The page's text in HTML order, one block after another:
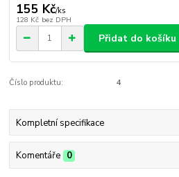
155 Kč/ks
128 Kč bez DPH
Přidat do košíku
Číslo produktu: 4
Kompletní specifikace
Komentáře 0